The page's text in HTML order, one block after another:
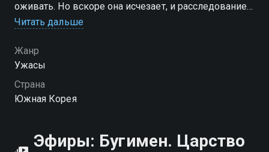
оживать. Но вскоре она исчезает, и расследование
приводит к пугающим теориям о том, что девочку
Читать дальше
Жанр
Ужасы
Страна
Южная Корея
Эфиры: Бугимен. Царство